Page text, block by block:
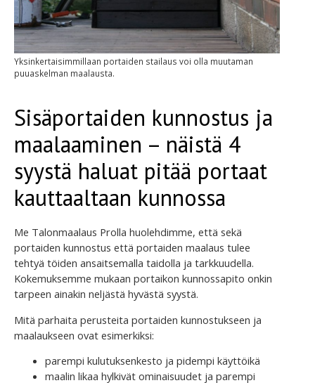
Yksinkertaisimmillaan portaiden stailaus voi olla muutaman
puuaskelman maalausta.
Sisäportaiden kunnostus ja
maalaaminen – näistä 4
syystä haluat pitää portaat
kauttaaltaan kunnossa
Me Talonmaalaus Prolla huolehdimme, että sekä
portaiden kunnostus että portaiden maalaus tulee
tehtyä töiden ansaitsemalla taidolla ja tarkkuudella.
Kokemuksemme mukaan portaikon kunnossapito onkin
tarpeen ainakin neljästä hyvästä syystä.
Mitä parhaita perusteita portaiden kunnostukseen ja
maalaukseen ovat esimerkiksi:
parempi kulutuksenkesto ja pidempi käyttöikä
maalin likaa hylkivät ominaisuudet ja parempi